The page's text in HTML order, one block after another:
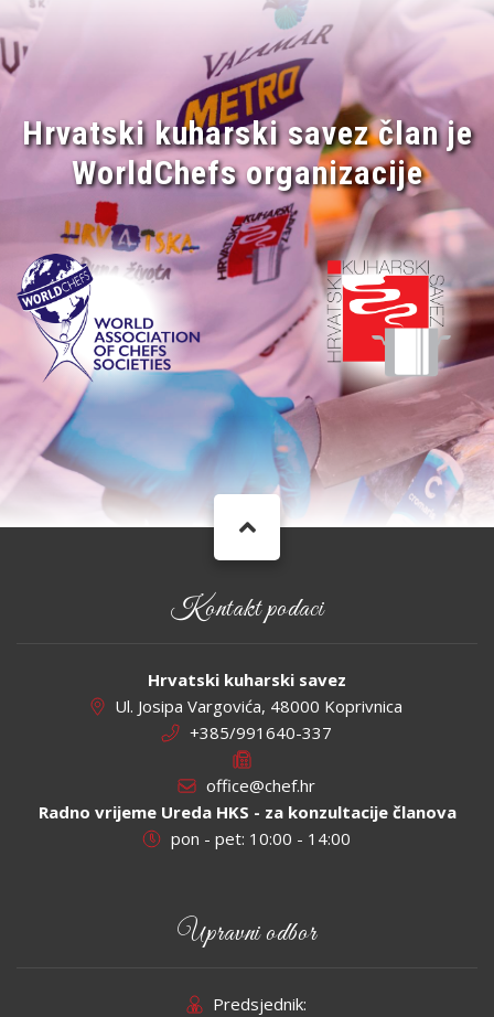
Hrvatski kuharski savez član je
WorldChefs organizacije
Kontakt podaci
Hrvatski kuharski savez
Ul. Josipa Vargovića, 48000 Koprivnica
+385/991640-337
office@chef.hr
Radno vrijeme Ureda HKS - za konzultacije članova
pon - pet: 10:00 - 14:00
Upravni odbor
Predsjednik: